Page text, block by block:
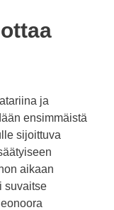
ja
ensimmäistä
sijoittuva
aikaan
suvaitse